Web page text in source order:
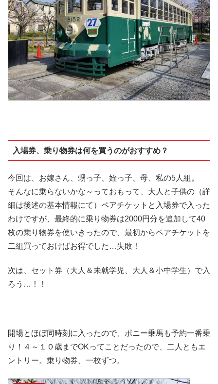
入場券、乗り物券は何を買うのがおすすめ？
今回は、お嫁さん、甥っ子、姪っ子、母、私の5人組。
そんなに乗らないかな～っておもって、大人と子供の（詳
細は後述の基本情報にて）ペアチケットと入場券で入った
わけですが、最終的に乗り物券は2000円分を追加して40
枚の乗り物券を使いきったので、最初からペアチケットを
二組買っておけばお得でした…失敗！
次は、セット券（大人＆未就学児、大人＆小中学生）で入
ろう…！！
開場とほぼ同時刻に入ったので、ポニー乗馬も予約一番乗
り！４～１０歳までOKってことだったので、二人ともエ
ントリー。乗り物券、一枚ずつ。